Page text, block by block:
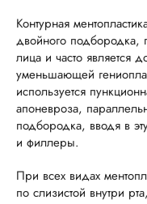
Контурная
двойного подбородка,
лица и часто является
уменьшающей
используется
апоневроза,
подбородка, вводя в
и филлеры.
При всех видах
по слизистой внутри